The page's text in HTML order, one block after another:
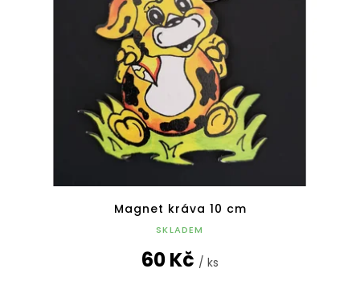
Magnet kráva 10 cm
SKLADEM
60 Kč / ks